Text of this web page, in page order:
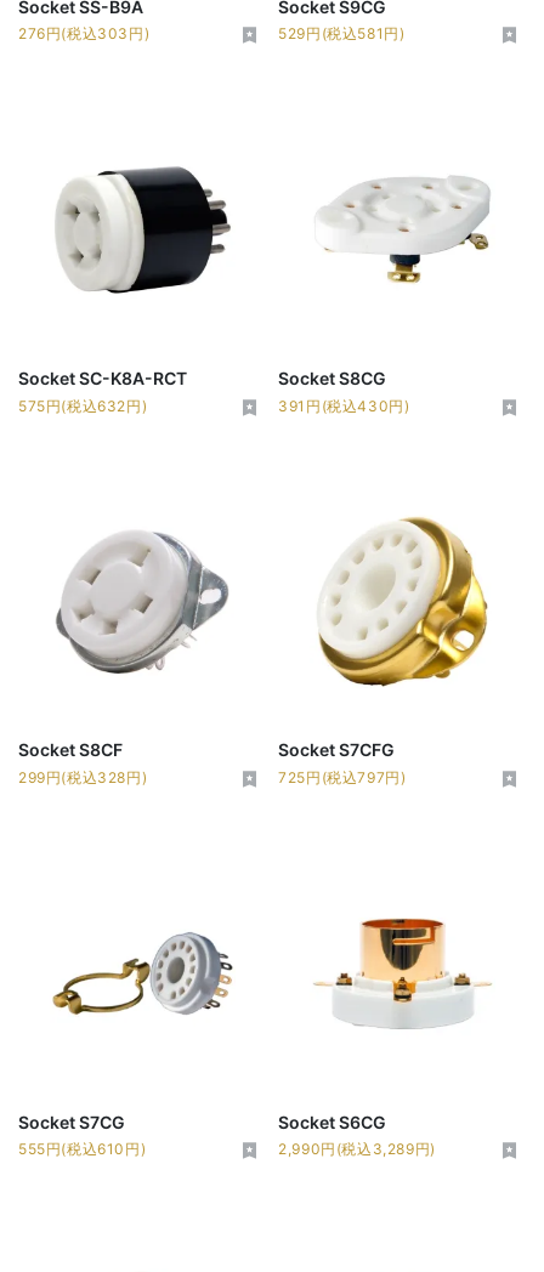
Socket SS-B9A
276円(税込303円)
Socket S9CG
529円(税込581円)
Socket SC-K8A-RCT
575円(税込632円)
Socket S8CG
391円(税込430円)
Socket S8CF
299円(税込328円)
Socket S7CFG
725円(税込797円)
Socket S7CG
555円(税込610円)
Socket S6CG
2,990円(税込3,289円)